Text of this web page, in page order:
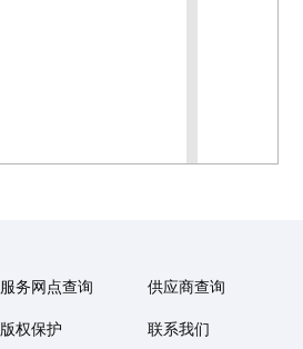
服务网点查询 供应商查询
版权保护 联系我们